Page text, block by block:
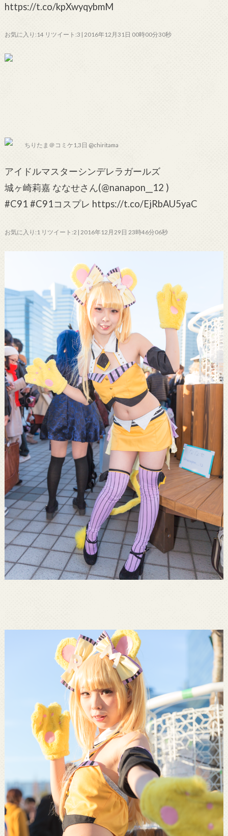
https://t.co/kpXwyqybmM
お気に入り:14 リツイート:3 | 2016年12月31日 00時00分30秒
ちりたま＠コミケ1,3日 @chiritama
アイドルマスターシンデレラガールズ
城ヶ崎莉嘉 ななせさん(@nanapon__12 )
#C91 #C91コスプレ https://t.co/EjRbAU5yaC
お気に入り:1 リツイート:2 | 2016年12月29日 23時46分06秒